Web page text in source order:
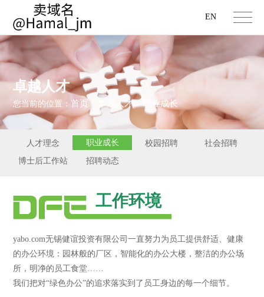
EN
卓越人才
您当前的位置：首页 > 卓越人才 > 职业成长
人才理念 职业成长 校园招聘
社会招聘
博士后工作站
招聘动态
工作环境
yabo.com无锡健谊投资有限公司一直努力为员工提供舒适、健康
的办公环境：园林般的厂区，智能化的办公大楼，整洁的办公场
所，明净的员工食堂……
我们把对“绿色办公”的追求落实到了员工身边的每一个细节。